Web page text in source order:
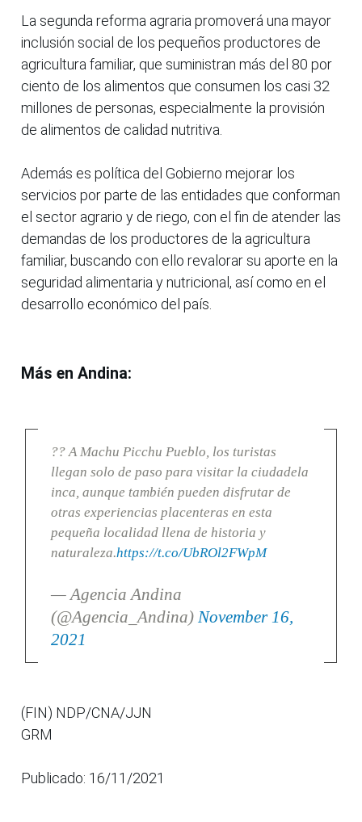
La segunda reforma agraria promoverá una mayor
inclusión social de los pequeños productores de
agricultura familiar, que suministran más del 80 por
ciento de los alimentos que consumen los casi 32
millones de personas, especialmente la provisión
de alimentos de calidad nutritiva.
Además es política del Gobierno mejorar los
servicios por parte de las entidades que conforman
el sector agrario y de riego, con el fin de atender las
demandas de los productores de la agricultura
familiar, buscando con ello revalorar su aporte en la
seguridad alimentaria y nutricional, así como en el
desarrollo económico del país.
Más en Andina:
?? A Machu Picchu Pueblo, los turistas
llegan solo de paso para visitar la ciudadela
inca, aunque también pueden disfrutar de
otras experiencias placenteras en esta
pequeña localidad llena de historia y
naturaleza.https://t.co/UbROl2FWpM
— Agencia Andina
(@Agencia_Andina) November 16,
2021
(FIN) NDP/CNA/JJN
GRM
Publicado: 16/11/2021